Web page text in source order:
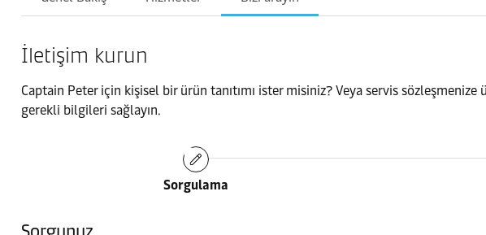
İletişim kurun
Captain Peter için kişisel bir ürün tanıtımı ister misiniz? Veya servis
gerekli bilgileri sağlayın.
Sorgulama